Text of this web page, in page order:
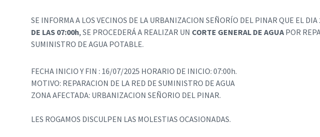
SE INFORMA A LOS VECINOS DE LA URBANIZACION SEÑORÍO DEL PINAR QUE EL DIA
DE LAS 07:00h, SE PROCEDERÁ A REALIZAR UN CORTE GENERAL DE AGUA POR
SUMINISTRO DE AGUA POTABLE.
FECHA INICIO Y FIN : 16/07/2025 HORARIO DE INICIO: 07:00h.
MOTIVO: REPARACION DE LA RED DE SUMINISTRO DE AGUA
ZONA AFECTADA: URBANIZACION SEÑORIO DEL PINAR.
LES ROGAMOS DISCULPEN LAS MOLESTIAS OCASIONADAS.